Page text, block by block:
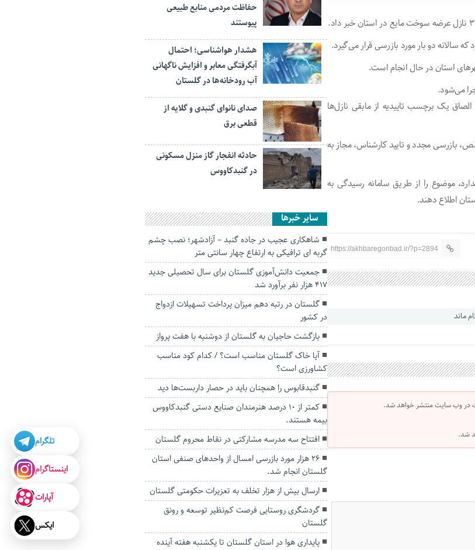
استان در حال انجام است.
می‌شود.
الصاق یک برچسب تاییدیه از مابقی نازل‌ها
بازرسی مجدد و تایید کارشناس، مجاز به
موضوع را از طریق سامانه رسیدگی به
https://akhbaregonbad.ir/?p=2894
در وب سایت منتشر خواهد شد.
شد.
حفاظت مردمی منابع طبیعی
پیوستند
هشدار هواشناسی؛ احتمال
آبگرفتگی معابر و افزایش ناگهانی
آب رودخانه‌ها در گلستان
صدای نانوای گنبدی و گلایه از
قطعی برق
حادثه انفجار گاز منزل مسکونی
در گنبدکاووس
سایر خبرها
شاهکاری عجیب در جاده گنبد – آزادشهر؛ نصب چشم
گربه ای ترافیکی به ارتفاع چهار سانتی متر
جمعیت دانش‌آموزی گلستان برای سال تحصیلی جدید
۴۱۷ هزار نفر برآورد شد
گلستان در رتبه دهم میزان پرداخت تسهیلات ازدواج
در کشور
بازگشت حاجیان به گلستان از دوشنبه با هفت پرواز
آیا خاک گلستان مناسب است؟ / کدام کود مناسب
کشاورزی است؟
گنبدقابوس را همچنان باید در حصار داربست‌ها دید
کمتر از ۱۰ درصد هنرمندان صنایع دستی گنبدکاووس
بیمه هستند.
افتتاح سه مدرسه مشارکتی در نقاط محروم گلستان
۲۶ هزار مورد بازرسی امسال از واحدهای صنفی استان
گلستان انجام شد.
ارسال بیش از هزار تخلف به تعزیرات حکومتی گلستان
گردشگری روستایی فرصت کم‌نظیر توسعه و رونق
گلستان
پایداری هوا در استان گلستان تا یکشنبه هفته آینده
تلگرام
اینستاگرام
آپارات
ایکس